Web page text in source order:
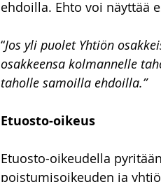
ehdoilla. Ehto voi näyttää
“Jos yli puolet Yhtiön
osakkeensa kolmannelle
taholle samoilla ehdoilla.”
Etuosto-oikeus
Etuosto-oikeudella
poistumisoikeuden ja